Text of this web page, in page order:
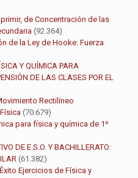
de Concentración de las
(92.364)
de la Ley de Hooke: Fuerza
Y QUÍMICA PARA
DE LAS CLASES POR EL
Rectilíneo
(70.679)
para física y química de 1º
DE E.S.O. Y BACHILLERATO:
(61.382)
Ejercicios de Física y